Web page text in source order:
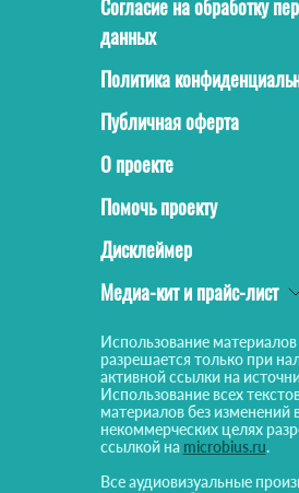
Согласие на обработку
данных
Политика
Публичная оферта
О проекте
Помочь проекту
Дисклеймер
Медиа-кит и прайс-лист
Использование материалов
разрешается только при
активной ссылки на
Использование всех
материалов без изменений
некоммерческих целях
ссылкой на microbius.ru.
Все аудиовизуальные